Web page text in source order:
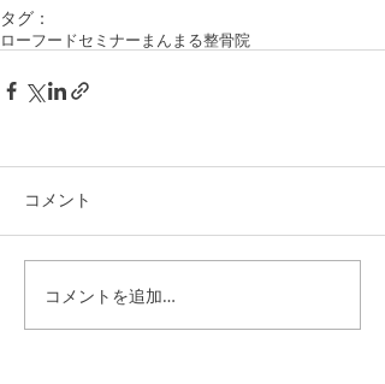
タグ：
ローフードセミナーまんまる整骨院
コメント
コメントを追加…